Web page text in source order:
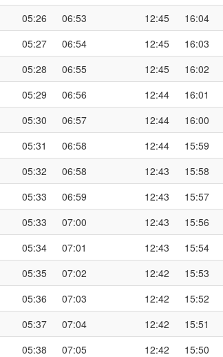
05:26 06:53 12:45 16:04
05:27 06:54 12:45 16:03
05:28 06:55 12:45 16:02
05:29 06:56 12:44 16:01
05:30 06:57 12:44 16:00
05:31 06:58 12:44 15:59
05:32 06:58 12:43 15:58
05:33 06:59 12:43 15:57
05:33 07:00 12:43 15:56
05:34 07:01 12:43 15:54
05:35 07:02 12:42 15:53
05:36 07:03 12:42 15:52
05:37 07:04 12:42 15:51
05:38 07:05 12:42 15:50